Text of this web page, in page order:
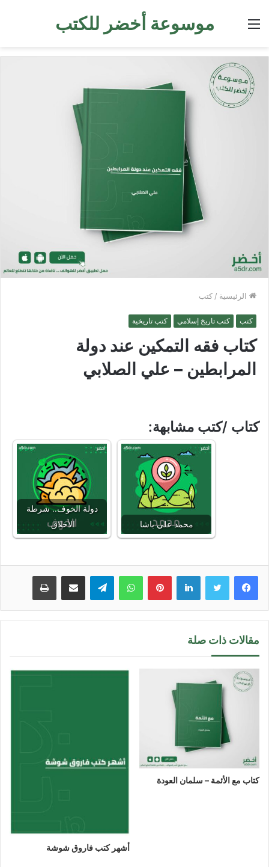
موسوعة أخضر للكتب القائمة
الرئيسية / كتب
كتب كتب تاريخ إسلامي كتب تاريخية
كتاب فقه التمكين عند دولة
المرابطين – علي الصلابي
كتاب /كتب مشابهة:
دولة الخوف.. شرطة
الأخلاق
محمد علي باشا
لينكدإن بينتيريستواتساب تيلقرام مشاركة عبر البريد طباعة
مقالات ذات صلة
كتاب مع الأئمة – سلمان العودة
أشهر كتب فاروق شوشة